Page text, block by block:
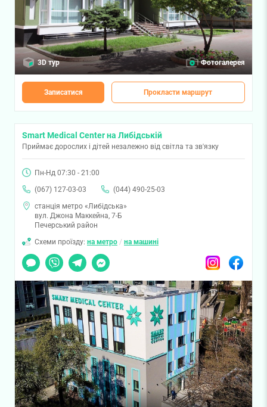
3D тур Фотогалерея
Записатися Прокласти маршрут
Smart Medical Center на Либідській
Приймає дорослих і дітей незалежно від світла та зв'язку
Пн-Нд 07:30 - 21:00
(067) 127-03-03
(044) 490-25-03
станція метро «Либідська»
вул. Джона Маккейна, 7-Б
Печерський район
Схеми проїзду: на метро / на машині
Чат
Viber TelegramMessenger InstagramFacebook